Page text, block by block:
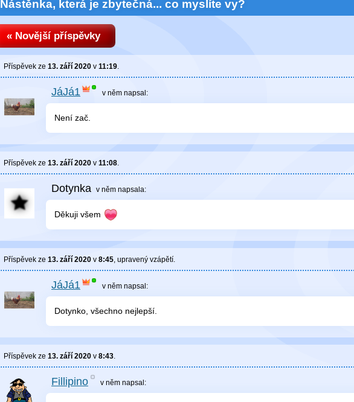
Nástěnka, která je zbytečná... co myslíte vy?
« Novější příspěvky
Příspěvek ze 13. září 2020 v 11:19.
JáJá1 v něm napsal:
Není zač.
Příspěvek ze 13. září 2020 v 11:08.
Dotynka v něm napsala:
Děkuji všem
Příspěvek ze 13. září 2020 v 8:45, upravený vzápětí.
JáJá1 v něm napsal:
Dotynko, všechno nejlepší.
Příspěvek ze 13. září 2020 v 8:43.
Fillipino v němnapsal: